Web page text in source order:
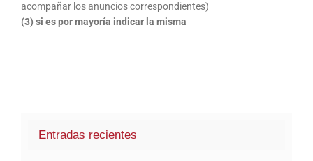
acompañar los anuncios correspondientes)
(3) si es por mayoría indicar la misma
Entradas recientes